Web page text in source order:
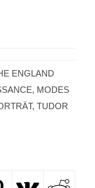
ENGLAND
, MODES
,TUDOR